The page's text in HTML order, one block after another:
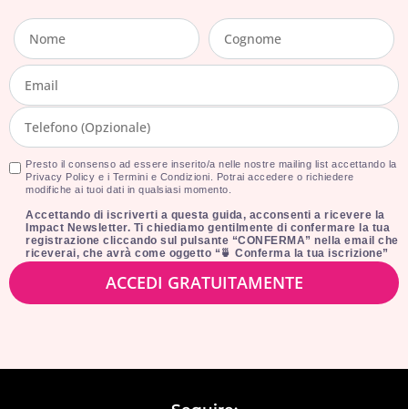
Presto il consenso ad essere inserito/a nelle nostre mailing list accettando la
Privacy Policy e i Termini e Condizioni. Potrai accedere o richiedere
modifiche ai tuoi dati in qualsiasi momento.
Accettando di iscriverti a questa guida, acconsenti a ricevere la
Impact Newsletter. Ti chiediamo gentilmente di confermare la tua
registrazione cliccando sul pulsante “CONFERMA” nella email che
riceverai, che avrà come oggetto “🍵 Conferma la tua iscrizione”